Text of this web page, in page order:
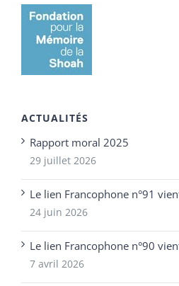
ACTUALITÉS
Rapport moral 2025
29 juillet 2026
Le lien Francophone n°91
24 juin 2026
Le lien Francophone n°90
7 avril 2026